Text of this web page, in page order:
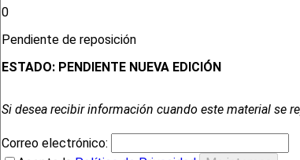
0
Pendiente de reposición
ESTADO: PENDIENTE NUEVA EDICIÓN
Si desea recibir información cuando este material se
Correo electrónico: